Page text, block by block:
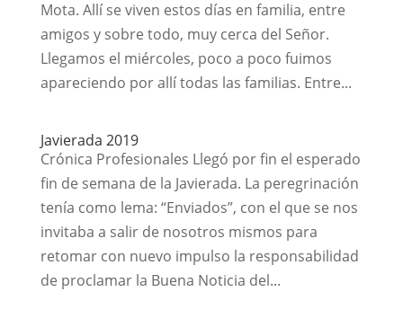
Mota. Allí se viven estos días en familia, entre
amigos y sobre todo, muy cerca del Señor.
Llegamos el miércoles, poco a poco fuimos
apareciendo por allí todas las familias. Entre...
Javierada 2019
Crónica Profesionales Llegó por fin el esperado
fin de semana de la Javierada. La peregrinación
tenía como lema: “Enviados”, con el que se nos
invitaba a salir de nosotros mismos para
retomar con nuevo impulso la responsabilidad
de proclamar la Buena Noticia del...